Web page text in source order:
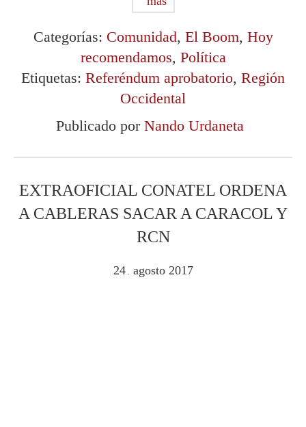
Categorías: Comunidad, El Boom, Hoy
recomendamos, Política
Etiquetas: Referéndum aprobatorio, Región
Occidental
Publicado por Nando Urdaneta
EXTRAOFICIAL CONATEL ORDENA
A CABLERAS SACAR A CARACOL Y
RCN
24 agosto 2017